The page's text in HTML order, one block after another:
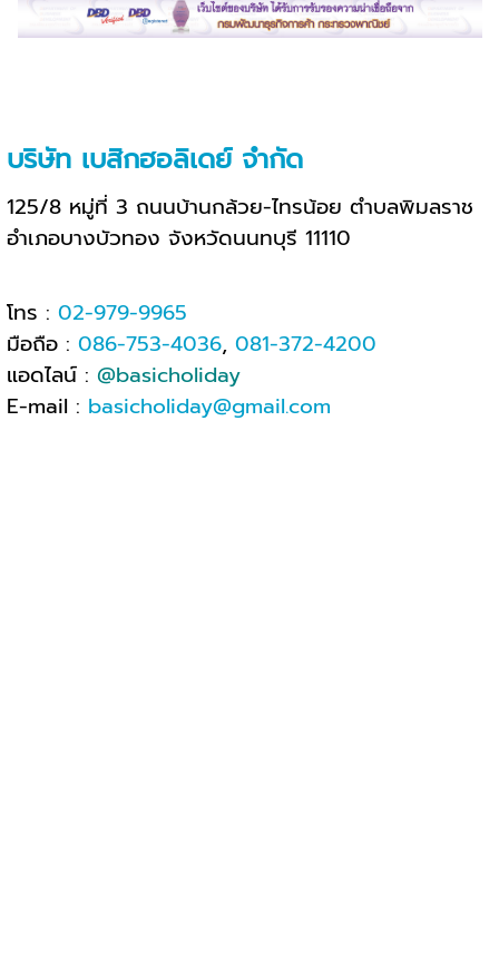
บริษัท เบสิกฮอลิเดย์ จำกัด
125/8 หมู่ที่ 3 ถนนบ้านกล้วย-ไทรน้อย ตำบลพิมลราช
อำเภอบางบัวทอง จังหวัดนนทบุรี 11110
โทร : 02-979-9965
มือถือ : 086-753-4036, 081-372-4200
แอดไลน์ : @basicholiday
E-mail : basicholiday@gmail.com